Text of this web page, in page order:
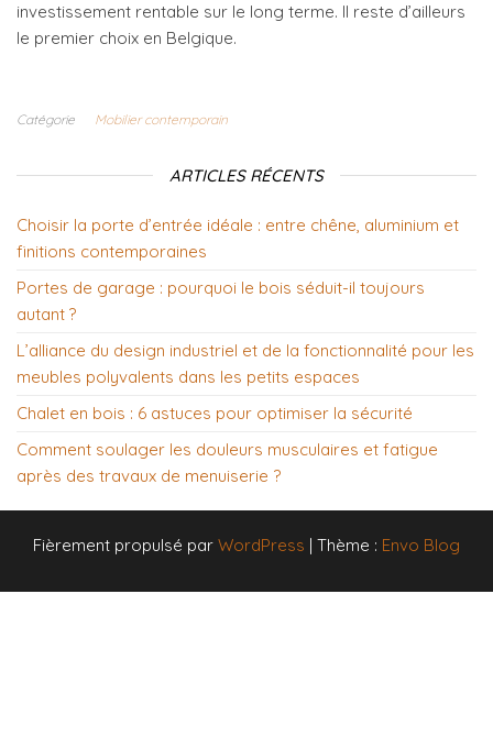
investissement rentable sur le long terme. Il reste d’ailleurs
le premier choix en Belgique.
Catégorie Mobilier contemporain
ARTICLES RÉCENTS
Choisir la porte d’entrée idéale : entre chêne, aluminium et
finitions contemporaines
Portes de garage : pourquoi le bois séduit-il toujours
autant ?
L’alliance du design industriel et de la fonctionnalité pour les
meubles polyvalents dans les petits espaces
Chalet en bois : 6 astuces pour optimiser la sécurité
Comment soulager les douleurs musculaires et fatigue
après des travaux de menuiserie ?
Fièrement propulsé par WordPress | Thème : Envo Blog